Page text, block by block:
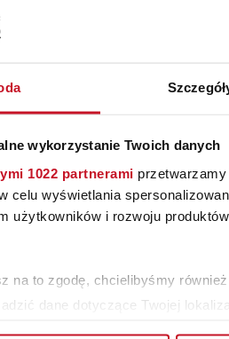
wykorzystanie Twoich danych
1022 partnerami
celu wyświetlania
użytkowników i rozwoju
na to zgodę, chcielibyśmy
dane dotyczące Twojej
I SZUFLADAMI
OD
10 400 ZŁ